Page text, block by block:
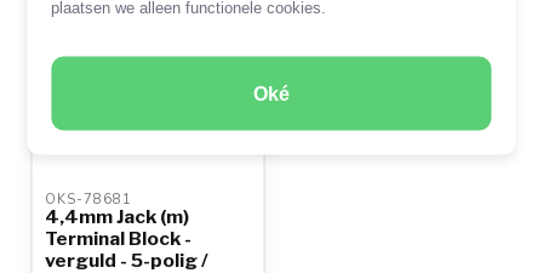
plaatsen we alleen functionele cookies.
Oké
OKS-78681
4,4mm Jack (m)
Terminal Block -
verguld - 5-polig /